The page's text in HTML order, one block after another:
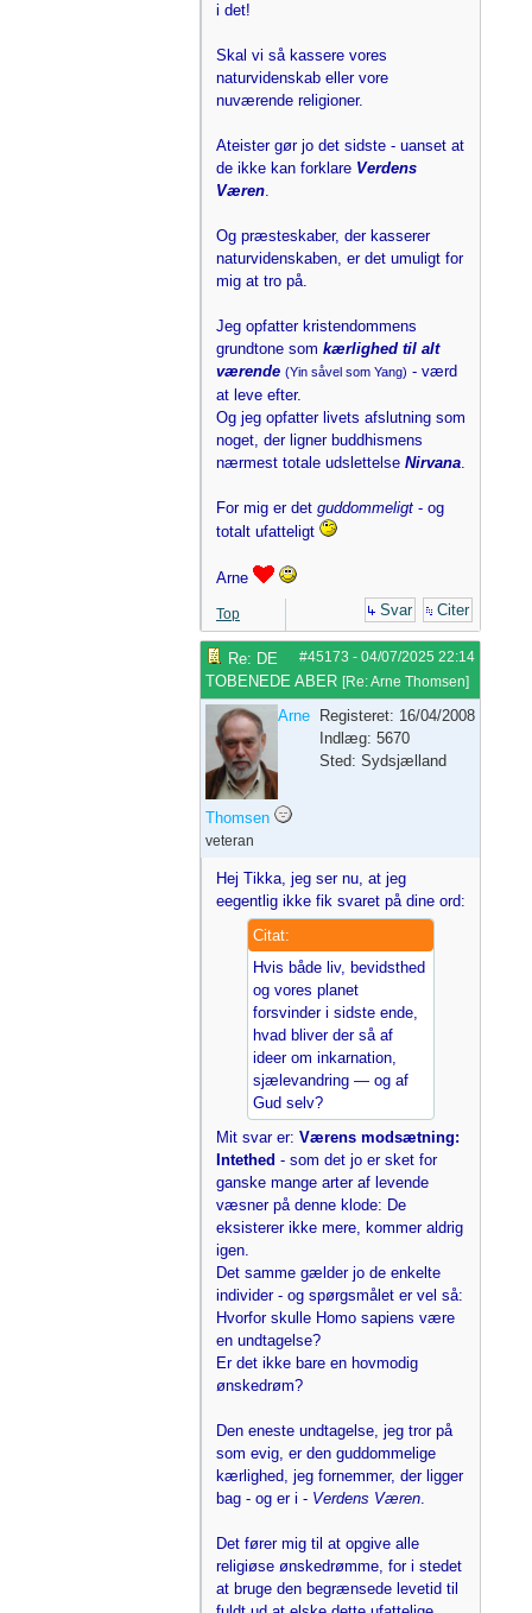
i det!
Skal vi så kassere vores
naturvidenskab eller vore
nuværende religioner.
Ateister gør jo det sidste - uanset at
de ikke kan forklare Verdens
Væren.
Og præsteskaber, der kasserer
naturvidenskaben, er det umuligt for
mig at tro på.
Jeg opfatter kristendommens
grundtone som kærlighed til alt
værende (Yin såvel som Yang) - værd
at leve efter.
Og jeg opfatter livets afslutning som
noget, der ligner buddhismens
nærmest totale udslettelse Nirvana.
For mig er det guddommeligt - og
totalt ufatteligt
Arne
Top Svar Citer
#45173 - 04/07/2025 22:14
Re: DE
TOBENEDE ABER [Re: Arne Thomsen]
Arne
Thomsen
veteran
Registeret: 16/04/2008
Indlæg: 5670
Sted: Sydsjælland
Hej Tikka, jeg ser nu, at jeg
eegentlig ikke fik svaret på dine ord:
Citat:
Hvis både liv, bevidsthed
og vores planet
forsvinder i sidste ende,
hvad bliver der så af
ideer om inkarnation,
sjælevandring — og af
Gud selv?
Mit svar er: Værens modsætning:
Intethed - som det jo er sket for
ganske mange arter af levende
væsner på denne klode: De
eksisterer ikke mere, kommer aldrig
igen.
Det samme gælder jo de enkelte
individer - og spørgsmålet er vel så:
Hvorfor skulle Homo sapiens være
en undtagelse?
Er det ikke bare en hovmodig
ønskedrøm?
Den eneste undtagelse, jeg tror på
som evig, er den guddommelige
kærlighed, jeg fornemmer, der ligger
bag - og er i - Verdens Væren.
Det fører mig til at opgive alle
religiøse ønskedrømme, for i stedet
at bruge den begrænsede levetid til